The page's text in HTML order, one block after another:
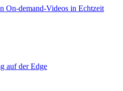
On-demand-Videos in Echtzeit
auf der Edge